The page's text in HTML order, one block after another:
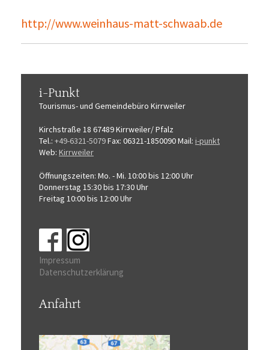
http://www.weinhaus-matt-schwaab.de
i-Punkt
Tourismus-und Gemeindebüro Kirrweiler
Kirchstraße 18 67489 Kirrweiler/ Pfalz
Tel.: +49-6321-5079Fax: 06321-1850090Mail: i-punkt
Web: Kirrweiler
Öffnungszeiten: Mo. - Mi. 10:00 bis 12:00 Uhr
Donnerstag 15:30 bis 17:30 Uhr
Freitag 10:00 bis 12:00 Uhr
Impressum
Datenschutzerklärung
Anfahrt